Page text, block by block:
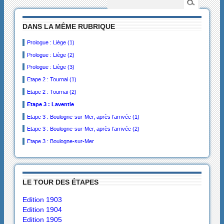
DANS LA MÊME RUBRIQUE
Prologue : Liège (1)
Prologue : Liège (2)
Prologue : Liège (3)
Etape 2 : Tournai (1)
Etape 2 : Tournai (2)
Etape 3 : Laventie
Etape 3 : Boulogne-sur-Mer, après l’arrivée (1)
Etape 3 : Boulogne-sur-Mer, après l’arrivée (2)
Etape 3 : Boulogne-sur-Mer
LE TOUR DES ÉTAPES
Edition 1903
Edition 1904
Edition 1905